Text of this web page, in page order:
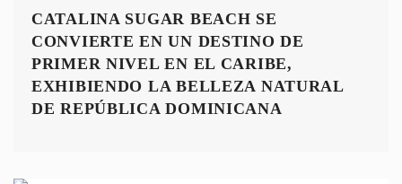
CATALINA SUGAR BEACH SE
CONVIERTE EN UN DESTINO DE
PRIMER NIVEL EN EL CARIBE,
EXHIBIENDO LA BELLEZA NATURAL
DE REPÚBLICA DOMINICANA